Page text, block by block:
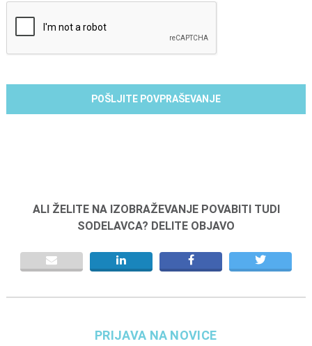
ALI ŽELITE NA IZOBRAŽEVANJE POVABITI TUDI
SODELAVCA? DELITE OBJAVO
PRIJAVA NA NOVICE